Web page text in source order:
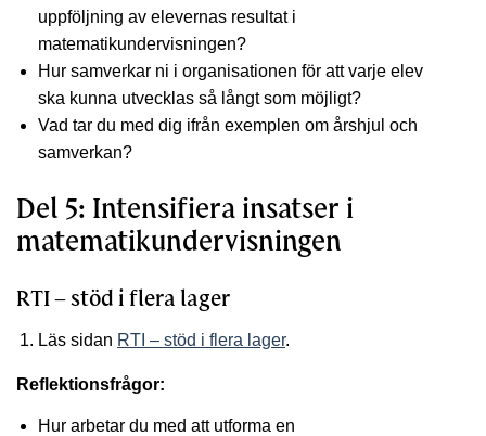
uppföljning av elevernas resultat i
matematikundervisningen?
Hur samverkar ni i organisationen för att varje elev
ska kunna utvecklas så långt som möjligt?
Vad tar du med dig ifrån exemplen om årshjul och
samverkan?
Del 5: Intensifiera insatser i
matematikundervisningen
RTI – stöd i flera lager
Läs sidan RTI – stöd i flera lager.
Reflektionsfrågor:
Hur arbetar du med att utforma en